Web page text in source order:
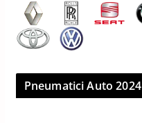
Pneumatici Auto 2024